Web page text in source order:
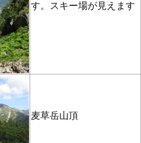
す。スキー場が見えます
麦草岳山頂